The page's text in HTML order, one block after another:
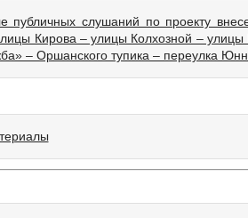
публичных слушаний по проекту
Кирова – улицы Колхозной –
– Оршанского тупика – переулка